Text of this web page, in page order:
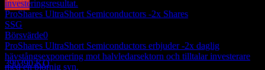
Ex-utdelning
31
JAN 28
Samsung Kodex US Semiconductor
Uppskattad
390390.KQ
investeringsresultat.
ProShares UltraShort Semiconductors -2x Shares
SSG
Börsvärde0
ProShares UltraShort Semiconductors erbjuder -2x daglig
hävstångsexponering mot halvledarsektorn och tilltalar investerare
med en björnig syn.